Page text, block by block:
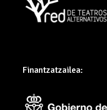
Finantzatzailea: